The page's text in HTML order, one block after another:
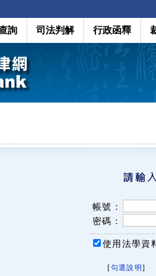
詢 司法判解 行政函釋
帳號：
密碼：
使用法學資
[勾選說明 ]